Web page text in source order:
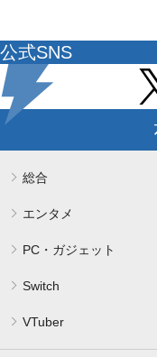
公式SNS
総合
エンタメ
PC・ガジェット
Switch
VTuber